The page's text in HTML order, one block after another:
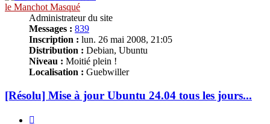
le Manchot Masqué
Administrateur du site
Messages : 839
Inscription : lun. 26 mai 2008, 21:05
Distribution : Debian, Ubuntu
Niveau : Moitié plein !
Localisation : Guebwiller
[Résolu] Mise à jour Ubuntu 24.04 tous les jours...